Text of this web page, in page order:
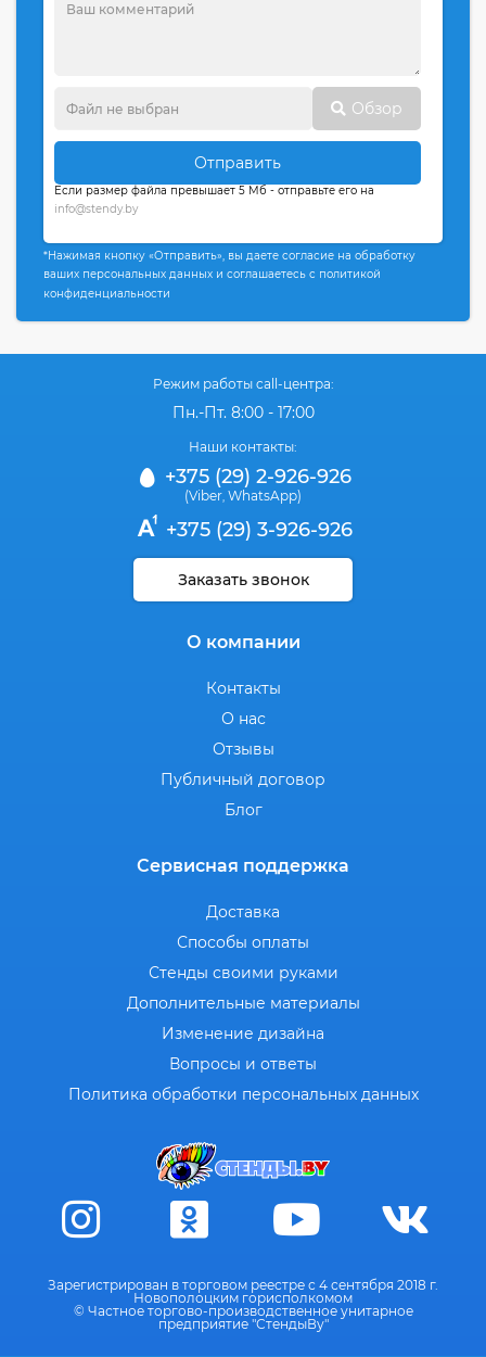
Обзор
Отправить
Если размер файла превышает 5 Мб - отправьте его на
info@stendy.by
*Нажимая кнопку «Отправить», вы даете согласие на обработку
ваших персональных данных и соглашаетесь с политикой
конфиденциальности
Режим работы call-центра:
Пн.-Пт. 8:00 - 17:00
Наши контакты:
+375 (29) 2-926-926
(Viber WhatsApp)
+375 (29) 3-926-926
Заказать звонок
О компании
Контакты
О нас
Отзывы
Публичный договор
Блог
Сервисная поддержка
Доставка
Способы оплаты
Стенды своими руками
Дополнительные материалы
Изменение дизайна
Вопросы и ответы
Политика обработки персональных данных
Зарегистрирован в торговом реестре с 4 сентября 2018 г.
Новополоцким горисполкомом
© Частное торгово-производственное унитарное
предприятие "СтендыВу"